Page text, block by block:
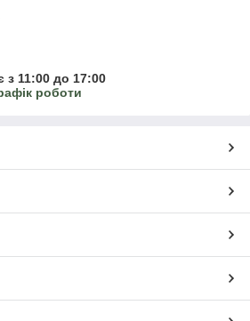
з 11:00 до 17:00
роботи